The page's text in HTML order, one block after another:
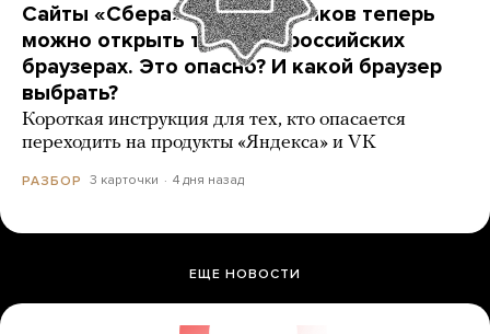
Сайты «Сбера» и других банков теперь
можно открыть только в российских
браузерах. Это опасно? И какой браузер
выбрать?
Короткая инструкция для тех, кто опасается
переходить на продукты «Яндекса» и VK
РАЗБОР 3 карточки 4 дня назад
ЕЩЕ НОВОСТИ